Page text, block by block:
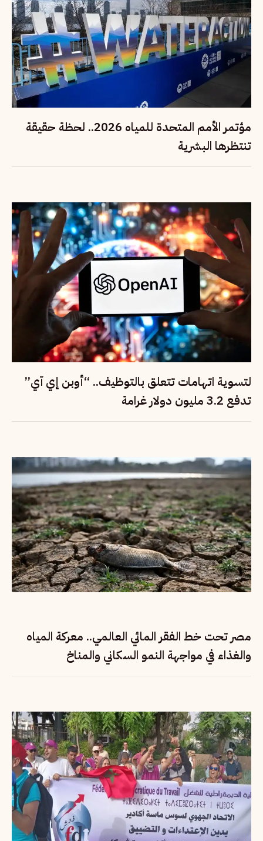
مؤتمر الأمم المتحدة للمياه 2026.. لحظة حقيقة
تنتظرها البشرية
لتسوية اتهامات تتعلق بالتوظيف.. “أوبن إي آي”
تدفع 3.2 مليون دولار غرامة
مصر تحت خط الفقر المائي العالمي.. معركة المياه
والغذاء في مواجهة النمو السكاني والمناخ